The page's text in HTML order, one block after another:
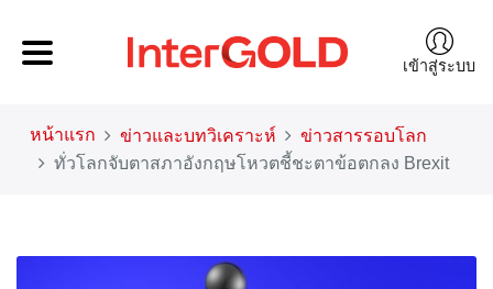
เข้าสู่ระบบ
หน้าแรก ข่าวและบทวิเคราะห์
ข่าวสารรอบโลก
ทั่วโลกจับตาสภาอังกฤษโหวตชี้ชะตาข้อตกลง Brexit